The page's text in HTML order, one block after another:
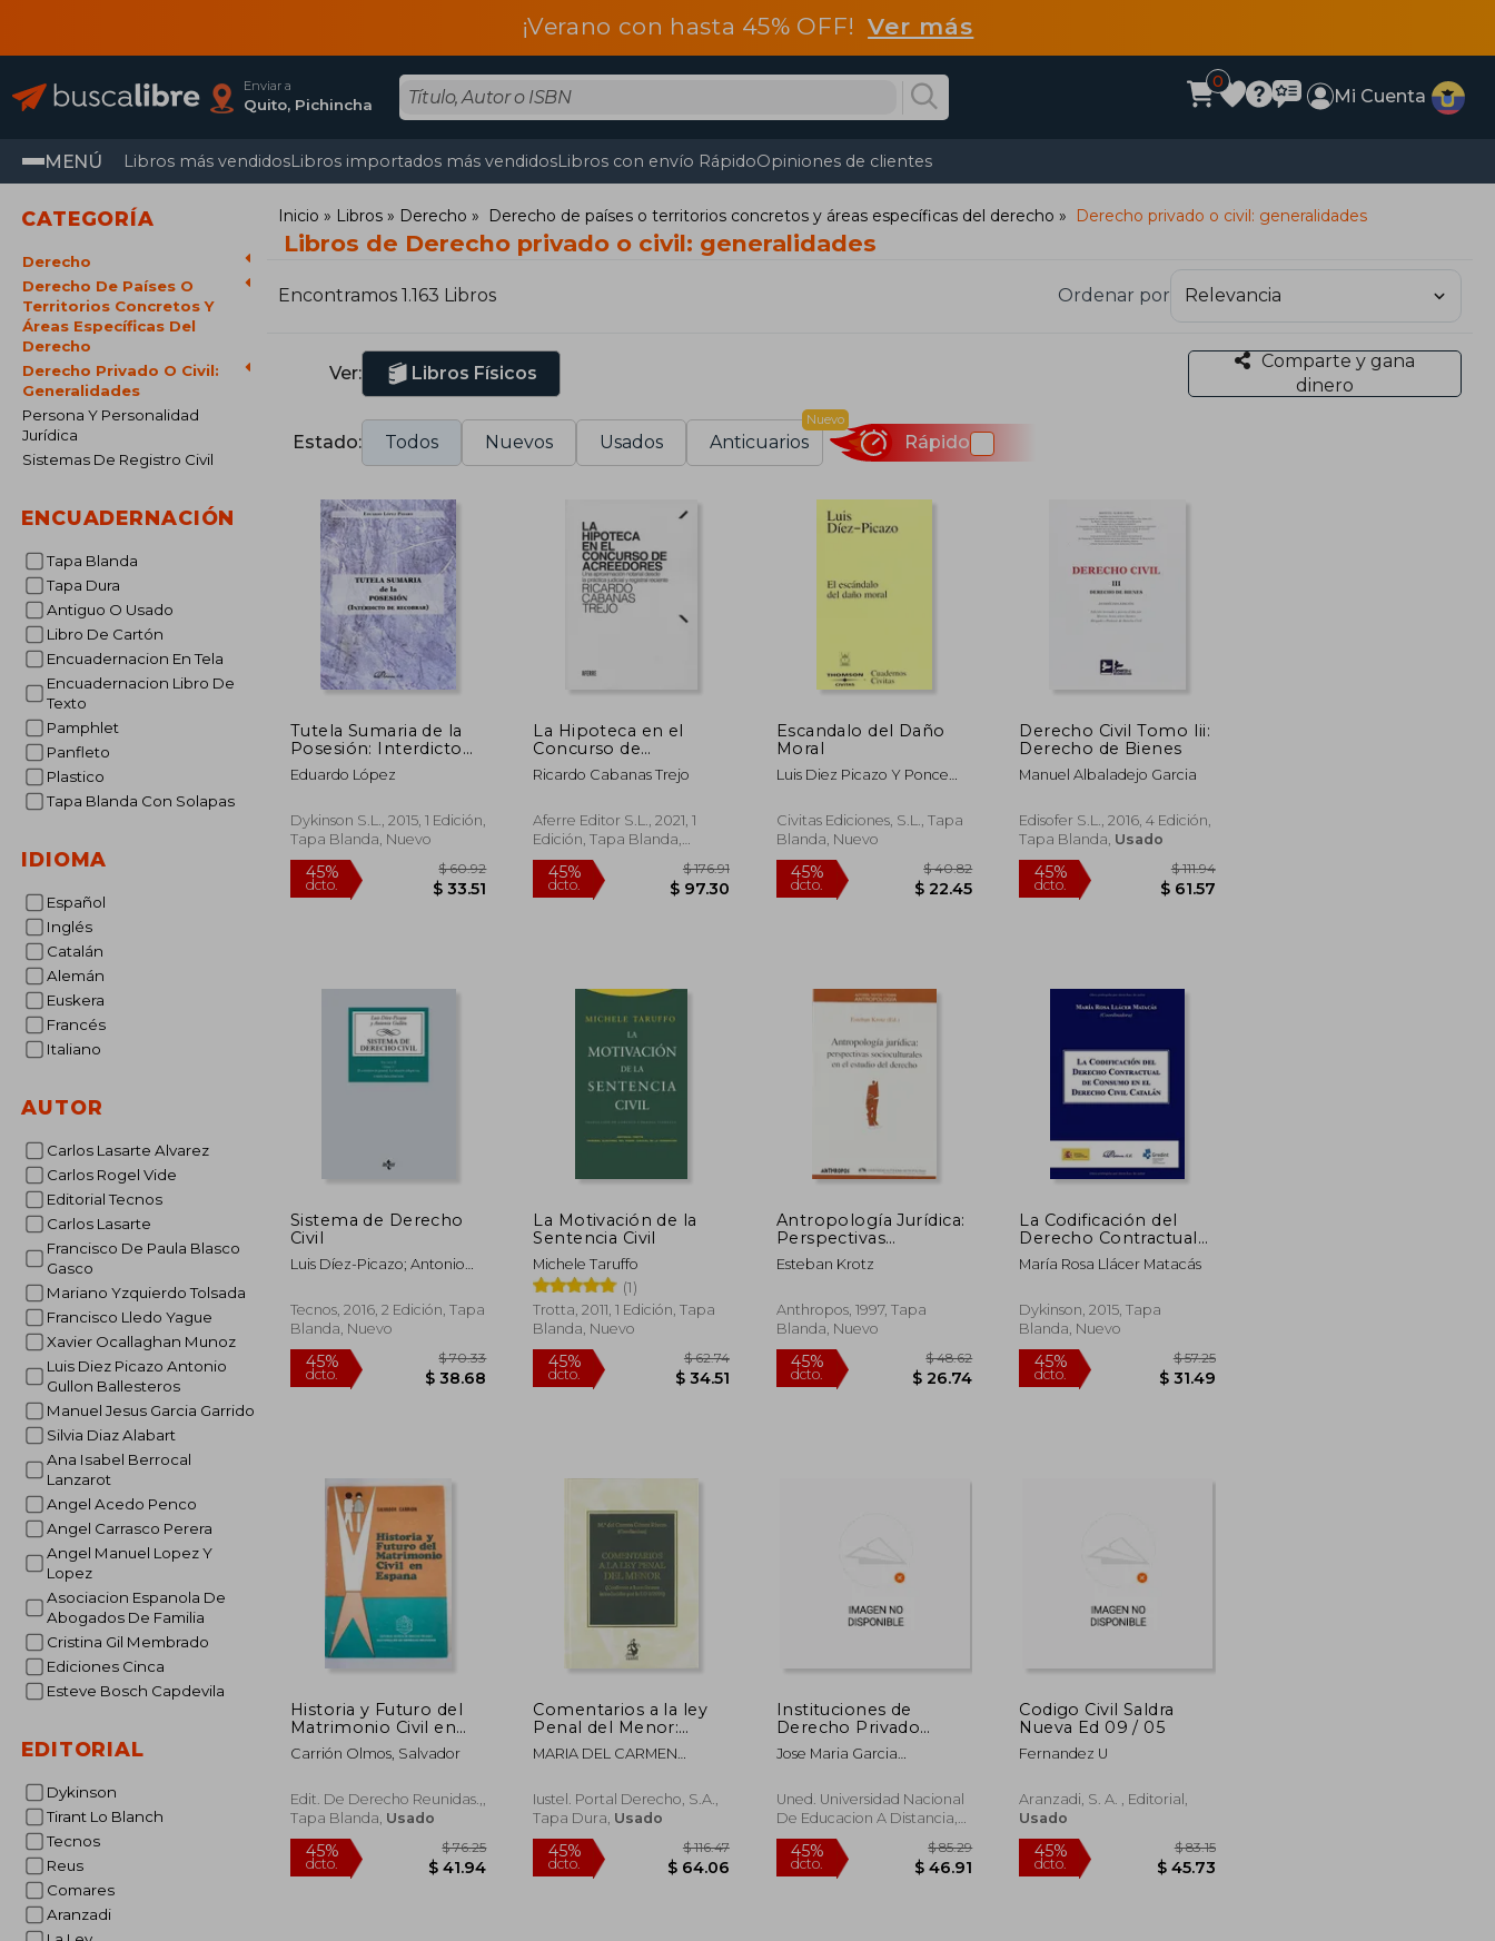
¡Verano con hasta 45% OFF!Ver más
Enviar a
Quito, Pichincha
0
Mi Cuenta
MENÚ Libros más vendidosLibros importados más vendidosLibros con envío RápidoOpiniones de clientes
CATEGORÍA
Derecho
Derecho De Países O
Territorios Concretos Y
Áreas Específicas Del
Derecho
Derecho Privado O Civil:
Generalidades
Persona Y Personalidad
Jurídica
Sistemas De Registro Civil
ENCUADERNACIÓN
Tapa Blanda
Tapa Dura
Antiguo O Usado
Libro De Cartón
Encuadernacion En Tela
Encuadernacion Libro De
Texto
Pamphlet
Panfleto
Plastico
Tapa Blanda Con Solapas
IDIOMA
Español
Inglés
Catalán
Alemán
Euskera
Francés
Italiano
AUTOR
Carlos Lasarte Alvarez
Carlos Rogel Vide
Editorial Tecnos
Carlos Lasarte
Francisco De Paula Blasco
Gasco
Mariano Yzquierdo Tolsada
Francisco Lledo Yague
Xavier Ocallaghan Munoz
Luis Diez Picazo Antonio
Gullon Ballesteros
Manuel Jesus Garcia Garrido
Silvia Diaz Alabart
Ana Isabel Berrocal
Lanzarot
Angel Acedo Penco
Angel Carrasco Perera
Angel Manuel Lopez Y
Lopez
Asociacion Espanola De
Abogados De Familia
Cristina Gil Membrado
Ediciones Cinca
Esteve Bosch Capdevila
EDITORIAL
Dykinson
Tirant Lo Blanch
Tecnos
Reus
Comares
Aranzadi
Inicio Libros Derecho Derecho de países o territorios concretos y áreas específicas del derecho Derecho privado o civil: generalidades
Libros de Derecho privado o civil: generalidades
Encontramos 1.163 Libros Ordenar por
Ver: Libros Físicos
Comparte y gana
dinero
Estado: Todos Nuevos Usados Anticuarios
Nuevo
Rápido
Tutela Sumaria de la
Posesión: Interdicto
de Recobrar
Eduardo López
Dykinson S.L., 2015, 1 Edición,
Tapa Blanda, Nuevo
La Hipoteca en el
Concurso de
Acreedores: Una
Aproximación Notarial
Judicial y Registral
Reciente
Ricardo Cabanas Trejo
Aferre Editor S.L., 2021, 1
Edición, Tapa Blanda,
Nuevo
Escandalo del Daño
Moral
Luis Diez Picazo Y Ponce
Civitas Ediciones, S.L., Tapa
Blanda, Nuevo
$ 22.45
Derecho Civil Tomo Iii:
Derecho de Bienes
Manuel Albaladejo Garcia
Edisofer S.L., 2016, 4 Edición,
Tapa Blanda, Usado
Sistema de Derecho
Civil
Luis Díez-Picazo; Antonio
Tecnos, 2016, 2 Edición, Tapa
Blanda, Nuevo
45%
dcto.
La Motivación de la
Sentencia Civil
Michele Taruffo
(1)
Trotta, 2011, 1 Edición, Tapa
Blanda, Nuevo
45%
dcto.
Antropología Jurídica:
Perspectivas
Socioculturales en el
Estudio del Derecho
Esteban Krotz
Anthropos, 1997, Tapa
Blanda, Nuevo
La Codificación del
Derecho Contractual
en el Derecho Civil
Catalán
María Rosa Llácer Matacás
Dykinson, 2015, Tapa
Blanda, Nuevo
Historia y Futuro del
Matrimonio Civil en
España
Carrión Olmos, Salvador
Edit. De Derecho Reunidas.,,
Tapa Blanda, Usado
Comentarios a la ley
Penal del Menor:
(Conforme a las
Reformas Introducidas
MARIA DEL CARMEN
Iustel. Portal Derecho, S.a.,
Tapa Dura, Usado
Instituciones de
Derecho Privado
(Uned)
Jose Maria Garcia
Lucena Gonzalez,Juan Jose
Petrel Serrano
Uned. Universidad Nacional
De Educacion A Distancia,
Usado
Codigo Civil Saldra
Nueva Ed 09 / 05
Fernandez U
Aranzadi, S. A. , Editorial,
Usado